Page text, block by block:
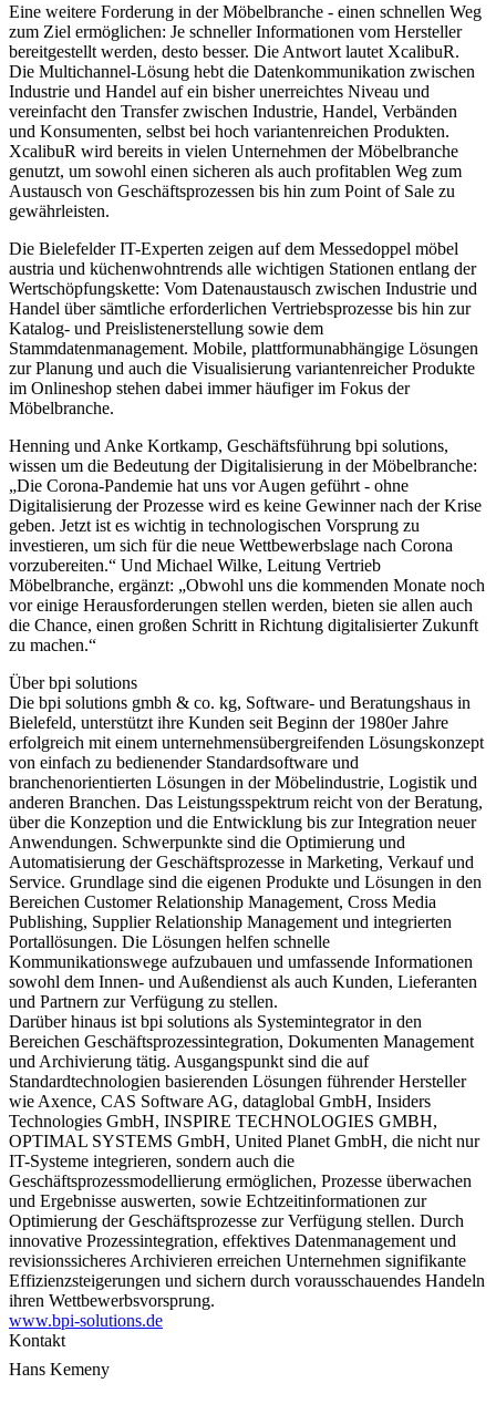
Eine weitere Forderung in der Möbelbranche - einen schnellen Weg
zum Ziel ermöglichen: Je schneller Informationen vom Hersteller
bereitgestellt werden, desto besser. Die Antwort lautet XcalibuR.
Die Multichannel-Lösung hebt die Datenkommunikation zwischen
Industrie und Handel auf ein bisher unerreichtes Niveau und
vereinfacht den Transfer zwischen Industrie, Handel, Verbänden
und Konsumenten, selbst bei hoch variantenreichen Produkten.
XcalibuR wird bereits in vielen Unternehmen der Möbelbranche
genutzt, um sowohl einen sicheren als auch profitablen Weg zum
Austausch von Geschäftsprozessen bis hin zum Point of Sale zu
gewährleisten.
Die Bielefelder IT-Experten zeigen auf dem Messedoppel möbel
austria und küchenwohntrends alle wichtigen Stationen entlang der
Wertschöpfungskette: Vom Datenaustausch zwischen Industrie und
Handel über sämtliche erforderlichen Vertriebsprozesse bis hin zur
Katalog- und Preislistenerstellung sowie dem
Stammdatenmanagement. Mobile, plattformunabhängige Lösungen
zur Planung und auch die Visualisierung variantenreicher Produkte
im Onlineshop stehen dabei immer häufiger im Fokus der
Möbelbranche.
Henning und Anke Kortkamp, Geschäftsführung bpi solutions,
wissen um die Bedeutung der Digitalisierung in der Möbelbranche:
„Die Corona-Pandemie hat uns vor Augen geführt - ohne
Digitalisierung der Prozesse wird es keine Gewinner nach der Krise
geben. Jetzt ist es wichtig in technologischen Vorsprung zu
investieren, um sich für die neue Wettbewerbslage nach Corona
vorzubereiten.“ Und Michael Wilke, Leitung Vertrieb
Möbelbranche, ergänzt: „Obwohl uns die kommenden Monate noch
vor einige Herausforderungen stellen werden, bieten sie allen auch
die Chance, einen großen Schritt in Richtung digitalisierter Zukunft
zu machen.“
Über bpi solutions
Die bpi solutions gmbh & co. kg, Software- und Beratungshaus in
Bielefeld, unterstützt ihre Kunden seit Beginn der 1980er Jahre
erfolgreich mit einem unternehmensübergreifenden Lösungskonzept
von einfach zu bedienender Standardsoftware und
branchenorientierten Lösungen in der Möbelindustrie, Logistik und
anderen Branchen. Das Leistungsspektrum reicht von der Beratung,
über die Konzeption und die Entwicklung bis zur Integration neuer
Anwendungen. Schwerpunkte sind die Optimierung und
Automatisierung der Geschäftsprozesse in Marketing, Verkauf und
Service. Grundlage sind die eigenen Produkte und Lösungen in den
Bereichen Customer Relationship Management, Cross Media
Publishing, Supplier Relationship Management und integrierten
Portallösungen. Die Lösungen helfen schnelle
Kommunikationswege aufzubauen und umfassende Informationen
sowohl dem Innen- und Außendienst als auch Kunden, Lieferanten
und Partnern zur Verfügung zu stellen.
Darüber hinaus ist bpi solutions als Systemintegrator in den
Bereichen Geschäftsprozessintegration, Dokumenten Management
und Archivierung tätig. Ausgangspunkt sind die auf
Standardtechnologien basierenden Lösungen führender Hersteller
wie Axence, CAS Software AG, dataglobal GmbH, Insiders
Technologies GmbH, INSPIRE TECHNOLOGIES GMBH,
OPTIMAL SYSTEMS GmbH, United Planet GmbH, die nicht nur
IT-Systeme integrieren, sondern auch die
Geschäftsprozessmodellierung ermöglichen, Prozesse überwachen
und Ergebnisse auswerten, sowie Echtzeitinformationen zur
Optimierung der Geschäftsprozesse zur Verfügung stellen. Durch
innovative Prozessintegration, effektives Datenmanagement und
revisionssicheres Archivieren erreichen Unternehmen signifikante
Effizienzsteigerungen und sichern durch vorausschauendes Handeln
ihren Wettbewerbsvorsprung.
www.bpi-solutions.de
Kontakt
Hans Kemeny